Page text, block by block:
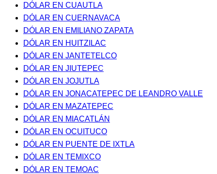
DÓLAR EN CUAUTLA
DÓLAR EN CUERNAVACA
DÓLAR EN EMILIANO ZAPATA
DÓLAR EN HUITZILAC
DÓLAR EN JANTETELCO
DÓLAR EN JIUTEPEC
DÓLAR EN JOJUTLA
DÓLAR EN JONACATEPEC DE LEANDRO VALLE
DÓLAR EN MAZATEPEC
DÓLAR EN MIACATLÁN
DÓLAR EN OCUITUCO
DÓLAR EN PUENTE DE IXTLA
DÓLAR EN TEMIXCO
DÓLAR EN TEMOAC